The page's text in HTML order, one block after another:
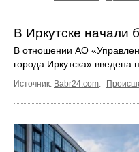
В Иркутске начали
В отношении АО
города Иркутска»
Источник: Babr24.com.